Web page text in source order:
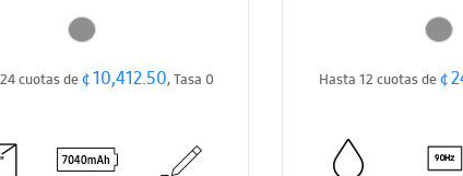
cuotas de¢ 10,412.50, Tasa 0 Hasta 12 cuotas de¢